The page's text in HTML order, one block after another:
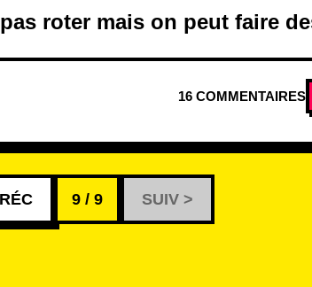
roter mais on peut faire
16 COMMENTAIRES
9 / 9 SUIV >